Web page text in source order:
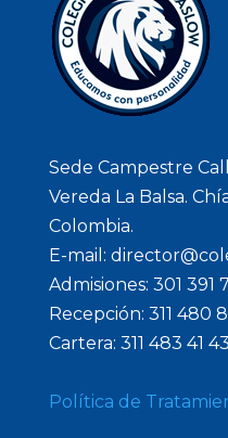
Sede Campestre
Vereda La Balsa.
Colombia.
E-mail:
Admisiones: 301 391
Recepción: 311 480
Cartera: 311 483 41 43
Política de